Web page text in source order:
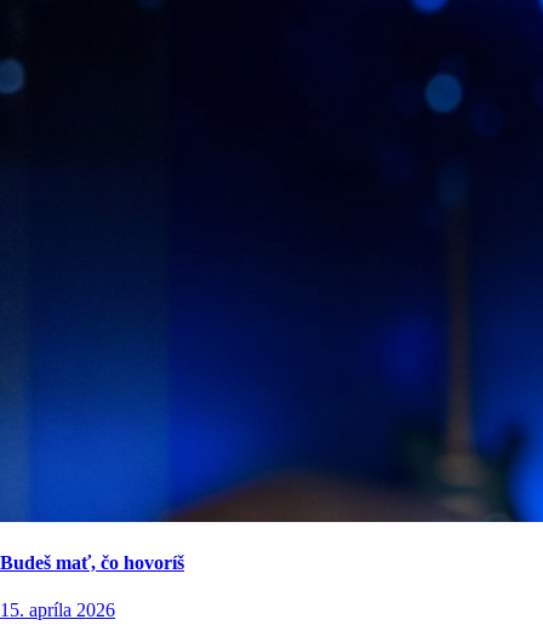
Budeš mať, čo hovoríš
15. apríla 2026